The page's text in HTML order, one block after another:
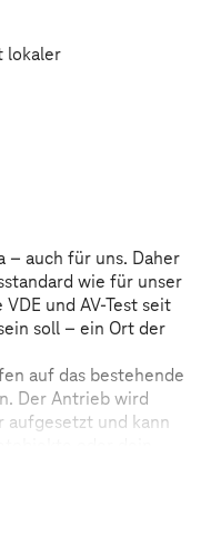
lokaler
– auch für uns. Daher
wie für unser
und AV-Test seit
soll – ein Ort der
auf das bestehende
Der Antrieb wird
aufgesetzt und kann